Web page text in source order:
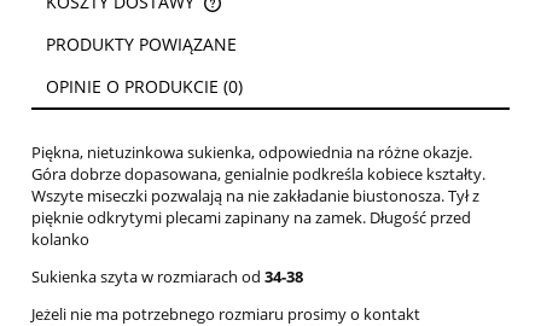
CENA NIE ZAWIERA EWENTUALNYCH KOSZTÓW PŁATNOŚCI
PRODUKTY POWIĄZANE
OPINIE O PRODUKCIE (0)
Piękna, nietuzinkowa sukienka, odpowiednia na różne okazje.
Góra dobrze dopasowana, genialnie podkreśla kobiece kształty.
Wszyte miseczki pozwalają na nie zakładanie biustonosza. Tył z
pięknie odkrytymi plecami zapinany na zamek. Długość przed
kolanko
Sukienka szyta w rozmiarach od 34-38
Jeżeli nie ma potrzebnego rozmiaru prosimy o kontakt